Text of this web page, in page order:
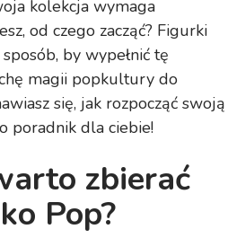
kolekcja wymaga
od czego zacząć? Figurki
by wypełnić tę
magii popkultury do
się, jak rozpocząć swoją
poradnik dla ciebie!
zbierać
Pop?